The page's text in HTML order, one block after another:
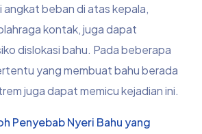
beban di atas kepala,
kontak, juga dapat
dislokasi bahu. Pada beberapa
yang membuat bahu berada
juga dapat memicu kejadian ini.
Penyebab Nyeri Bahu yang